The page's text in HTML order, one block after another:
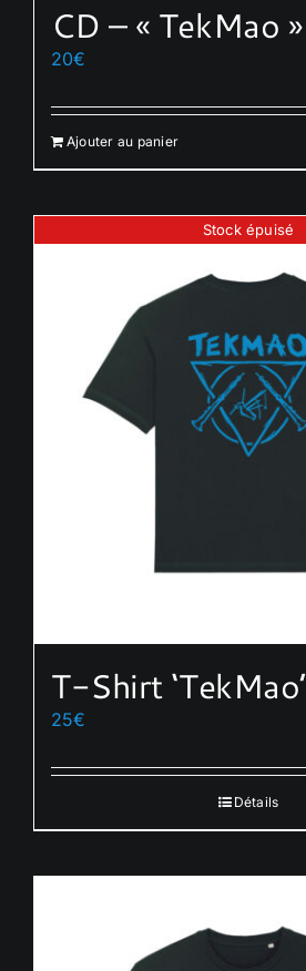
CD – « TekMao »
20€
Ajouter au panier
Stock épuisé
T-Shirt ‘TekMao’
25€
Détails